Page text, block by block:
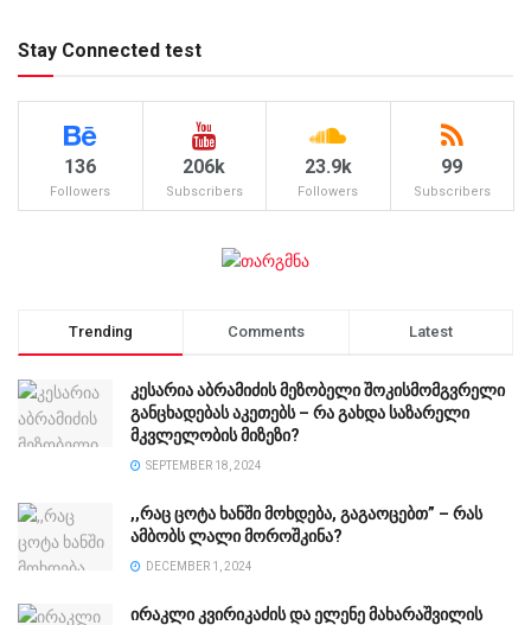
Stay Connected test
136
Followers
206k
Subscribers
23.9k
Followers
99
Subscribers
Trending Comments Latest
კესარია აბრამიძის მეზობელი შოკისმომგვრელი
განცხადებას აკეთებს – რა გახდა საზარელი
მკვლელობის მიზეზი?
SEPTEMBER 18, 2024
,,რაც ცოტა ხანში მოხდება, გაგაოცებთ” – რას
ამბობს ლალი მოროშკინა?
DECEMBER 1, 2024
ირაკლი კვირიკაძის და ელენე მახარაშვილის